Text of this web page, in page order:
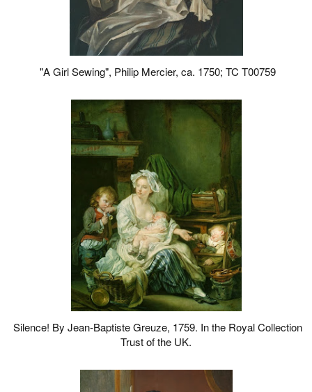
"A Girl Sewing", Philip Mercier, ca. 1750; TC T00759
Silence! By Jean-Baptiste Greuze, 1759. In the Royal Collection
Trust of the UK.